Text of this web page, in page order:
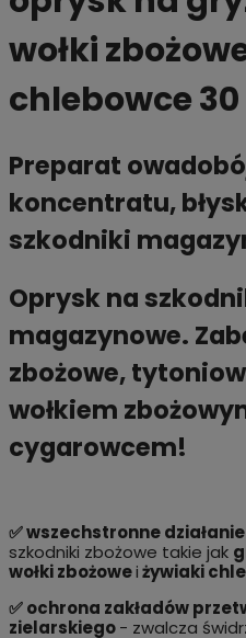
wołki
chlebowce
Preparat
koncentratu,
szkodniki
Oprysk na
magazynowe.
zbożowe,
wołkiem
cygarowcem!
✅ wszechstronne działanie
szkodniki zbożowe takie jak
wołki zbożoweiżywiaki
✅ ochrona zakładów
zielarskiego- zwalcza